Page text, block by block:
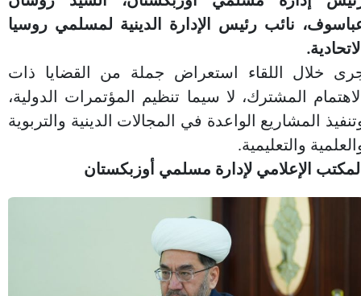
نائب رئيس الإدارة الدينية لمسلمي روسيا
خلال اللقاء استعراض جملة من القضايا ذات
المشترك، لا سيما تنظيم المؤتمرات الدولية،
المشاريع الواعدة في المجالات الدينية والتربوية
والتعليمية.
الإعلامي لإدارة مسلمي أوزبكستان